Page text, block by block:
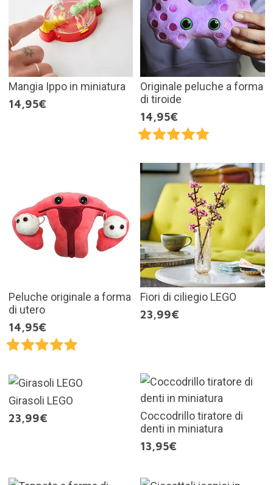
Mangia Ippo in miniatura
14,95€
Originale peluche a forma
di tiroide
14,95€
Peluche originale a forma
di utero
14,95€
Fiori di ciliegio LEGO
23,99€
Girasoli LEGO
23,99€
Coccodrillo tiratore di
denti in miniatura
13,95€